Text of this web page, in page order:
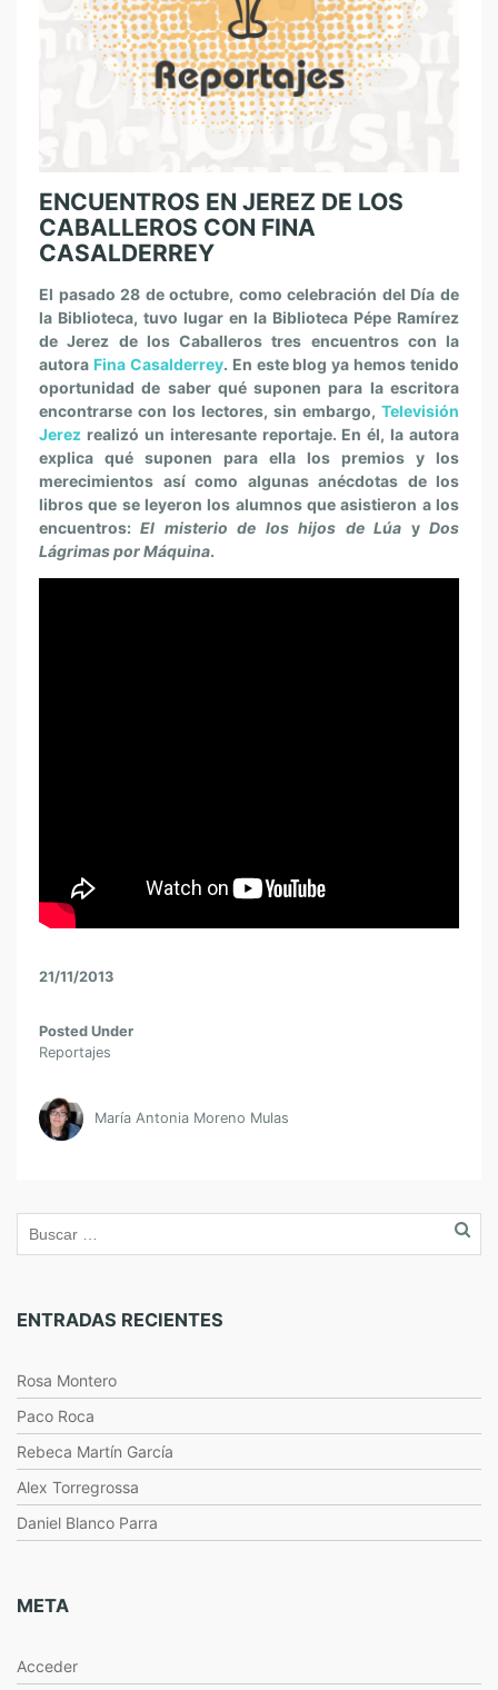
ENCUENTROS EN JEREZ DE LOS
CABALLEROS CON FINA
CASALDERREY
El pasado 28 de octubre, como celebración del Día de
la Biblioteca, tuvo lugar en la Biblioteca Pépe Ramírez
de Jerez de los Caballeros tres encuentros con la
autora Fina Casalderrey. En este blog ya hemos tenido
oportunidad de saber qué suponen para la escritora
encontrarse con los lectores, sin embargo, Televisión
Jerez realizó un interesante reportaje. En él, la autora
explica qué suponen para ella los premios y los
merecimientos así como algunas anécdotas de los
libros que se leyeron los alumnos que asistieron a los
encuentros:El misterio de los hijos de Lúa yDos
Lágrimas por Máquina.
21/11/2013
Posted Under
Reportajes
María Antonia Moreno Mulas
ENTRADAS RECIENTES
Rosa Montero
Paco Roca
Rebeca Martín García
Alex Torregrossa
Daniel Blanco Parra
META
Acceder